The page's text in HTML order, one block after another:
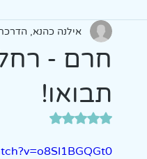
אמא מטיילת כלים
הכנה לכיתה א' | הוראה
חרם -
תבואו!
אילנה כהנא,
דירוג של NaN מתוך 5 כוכבים